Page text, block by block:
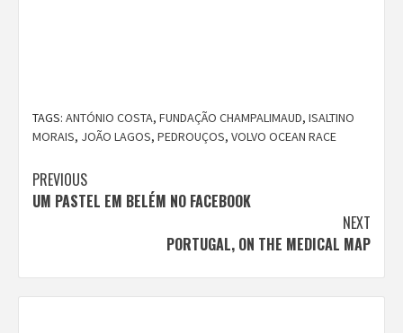
TAGS: ANTÓNIO COSTA, FUNDAÇÃO CHAMPALIMAUD, ISALTINO
MORAIS, JOÃO LAGOS, PEDROUÇOS, VOLVO OCEAN RACE
Continue
Reading
PREVIOUS
UM PASTEL EM BELÉM NO FACEBOOK
NEXT
PORTUGAL, ON THE MEDICAL MAP